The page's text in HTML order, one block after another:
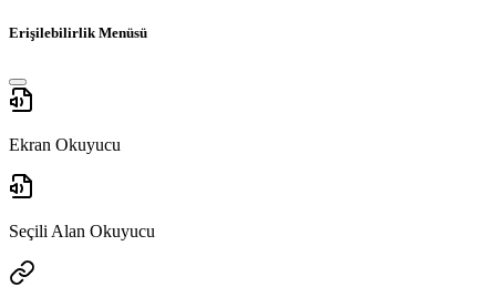
Erişilebilirlik Menüsü
Ekran Okuyucu
Seçili Alan Okuyucu